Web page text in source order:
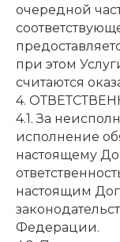
очередной
при этом
считаются
4.
4.1. За
исполнение
настоящему
настоящим
Федерации.